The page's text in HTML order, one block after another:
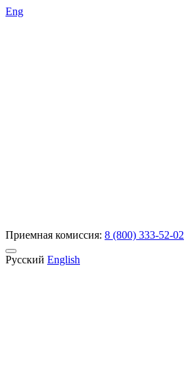
Eng
Приемная комиссия: 8 (800) 333-52-02
Русский English